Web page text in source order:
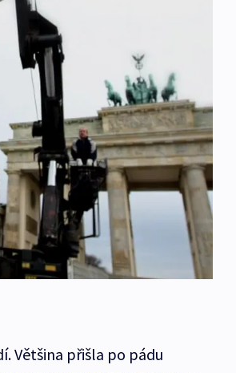
Většina přišla po pádu